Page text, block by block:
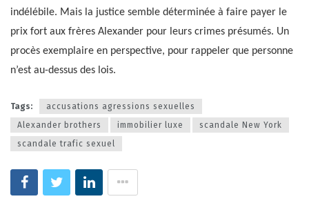
indélébile. Mais la justice semble déterminée à faire payer le
prix fort aux frères Alexander pour leurs crimes présumés. Un
procès exemplaire en perspective, pour rappeler que personne
n’est au-dessus des lois.
Tags:
accusations agressions sexuelles
Alexander brothers
immobilier luxe
scandale New York
scandale trafic sexuel